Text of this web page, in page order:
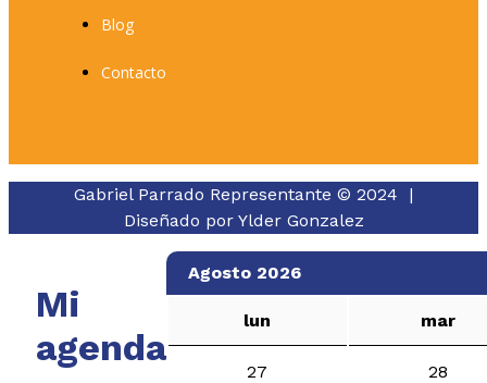
Blog
Contacto
Gabriel Parrado Representante © 2024 |
Diseñado por Ylder Gonzalez
Mi
agenda
Agosto 2026
lun mar
27
28